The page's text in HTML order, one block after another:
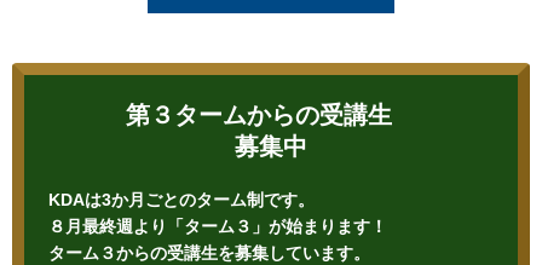
第３タームからの受講生
募集中
KDAは3か月ごとのターム制です。
８月最終週より「ターム３」が始まります！
ターム３からの受講生を募集しています。